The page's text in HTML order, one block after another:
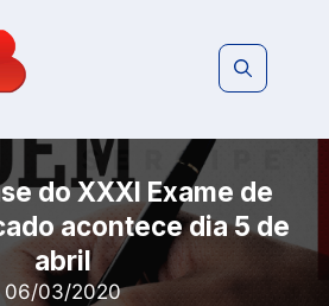
do XXXI Exame de
acontece dia 5 de
abril
06/03/2020